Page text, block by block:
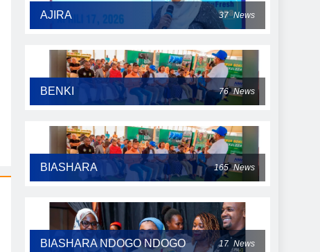
AJIRA 37 News
BENKI 76 News
BIASHARA 165 News
BIASHARA NDOGO NDOGO 17 News